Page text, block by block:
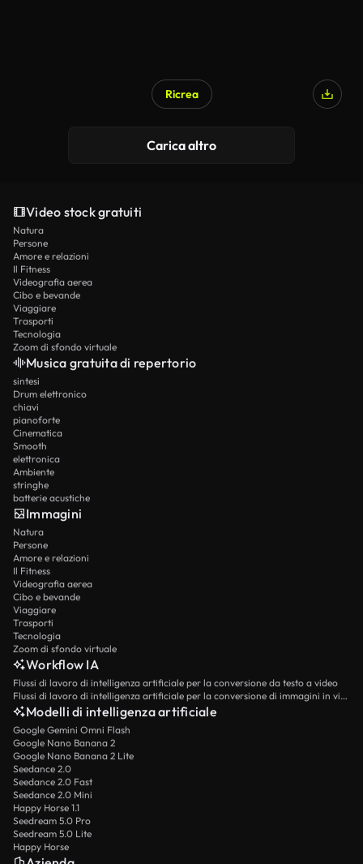
Ricrea
Carica altro
Video stock gratuiti
Natura
Persone
Amore e relazioni
Il Fitness
Videografia aerea
Cibo e bevande
Viaggiare
Trasporti
Tecnologia
Zoom di sfondo virtuale
Musica gratuita di repertorio
sintesi
Drum elettronico
chiavi
pianoforte
Cinematica
Smooth
elettronica
Ambiente
stringhe
batterie acustiche
Immagini
Natura
Persone
Amore e relazioni
Il Fitness
Videografia aerea
Cibo e bevande
Viaggiare
Trasporti
Tecnologia
Zoom di sfondo virtuale
Workflow IA
Flussi di lavoro di intelligenza artificiale per la conversione da testo a video
Flussi di lavoro di intelligenza artificiale per la conversione di immagini in video
Modelli di intelligenza artificiale
Google Gemini Omni Flash
Google Nano Banana 2
Google Nano Banana 2 Lite
Seedance 2.0
Seedance 2.0 Fast
Seedance 2.0 Mini
Happy Horse 1.1
Seedream 5.0 Pro
Seedream 5.0 Lite
Happy Horse